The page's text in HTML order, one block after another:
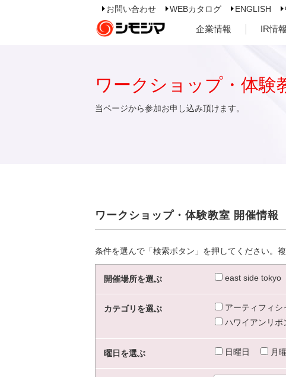
お問い合わせ WEBカタログ ENGLISH
企業情報 IR情報
ワークショップ・体験
当ページから参加お申し込み頂けます。
ワークショップ・体験教室 開催情報
条件を選んで「検索ボタン」を押してください。
開催場所を選ぶ east side tokyo
カテゴリを選ぶ アーティフィシ
ハワイアンリボ
曜日を選ぶ 日曜日 月